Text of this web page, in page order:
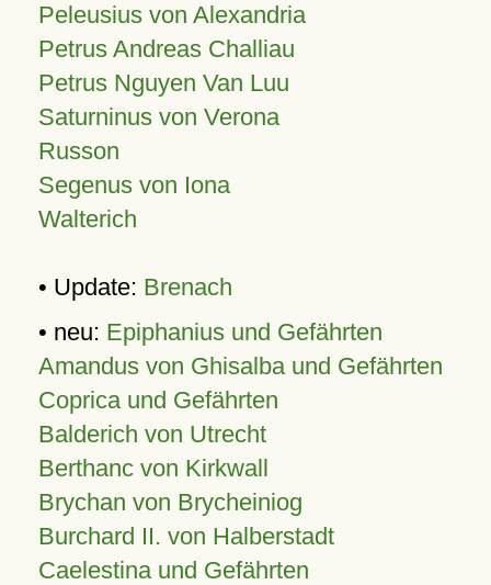
Peleusius von Alexandria
Petrus Andreas Challiau
Petrus Nguyen Van Luu
Saturninus von Verona
Russon
Segenus von Iona
Walterich
• Update: Brenach
• neu: Epiphanius und Gefährten
Amandus von Ghisalba und Gefährten
Coprica und Gefährten
Balderich von Utrecht
Berthanc von Kirkwall
Brychan von Brycheiniog
Burchard II. von Halberstadt
Caelestina und Gefährten